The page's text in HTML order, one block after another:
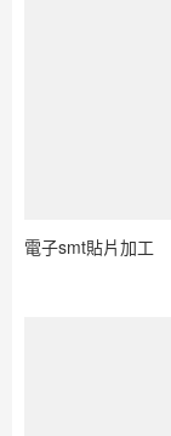
電子smt貼片加工